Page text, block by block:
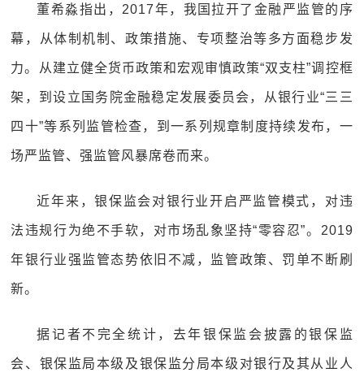
董希淼指出，2017年，我国拉开了金融严监管的序
幕，从体制机制、政策措施、专项整治等多方面稳步发
力。从建立健全货币政策和宏观审慎政策“双支柱”调控框
架，到设立国务院金融稳定发展委员会，从银行业“三三
四十”等系列监管检查，到一系列规章制度持续发布，一
场严监管、强监管风暴席卷而来。
近年来，银保监会对银行业开启严监管模式，对违
法违规行为绝不手软，对市场乱象坚持“零容忍”。2019
年银行业强监管态势依旧不减，监管政策、罚单不断刷
新。
据记者不完全统计，去年银保监会披露的银保监
会、银保监局本级及银保监分局本级对银行及其从业人